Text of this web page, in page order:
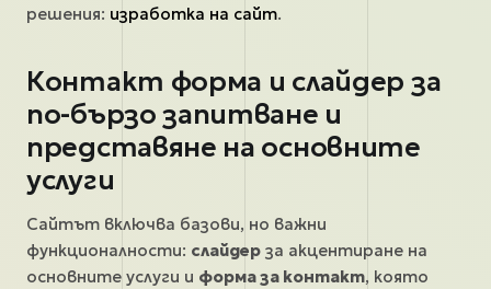
решения: изработка на сайт.
Контакт форма и слайдер за
по-бързо запитване и
представяне на основните
услуги
Сайтът включва базови, но важни
функционалности: слайдер за акцентиране на
основните услуги и форма за контакт, която